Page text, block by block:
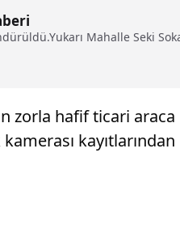
Mahalle Seki
zorla hafif ticari
kayıtlarından